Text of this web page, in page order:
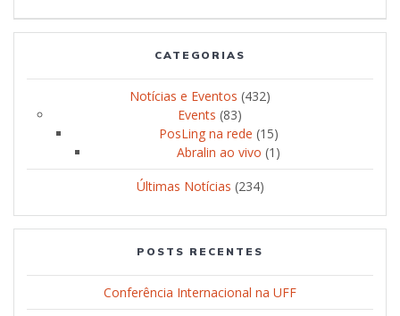
CATEGORIAS
Notícias e Eventos (432)
Events (83)
PosLing na rede (15)
Abralin ao vivo (1)
Últimas Notícias (234)
POSTS RECENTES
Conferência Internacional na UFF